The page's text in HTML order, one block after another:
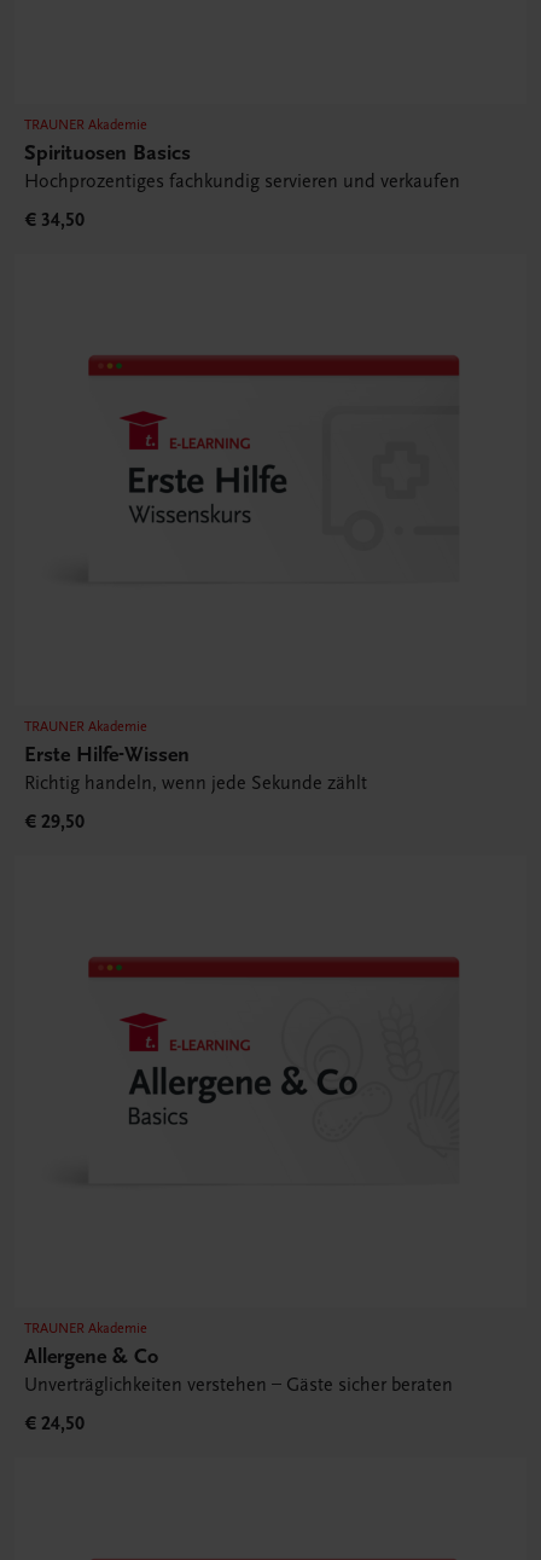
TRAUNER Akademie
Spirituosen Basics
Hochprozentiges fachkundig servieren und verkaufen
€ 34,50
TRAUNER Akademie
Erste Hilfe-Wissen
Richtig handeln, wenn jede Sekunde zählt
€ 29,50
TRAUNER Akademie
Allergene & Co
Unverträglichkeiten verstehen – Gäste sicher beraten
€ 24,50